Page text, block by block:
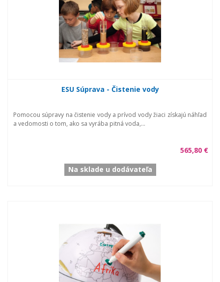
ESU Súprava - Čistenie vody
Pomocou súpravy na čistenie vody a prívod vody žiaci získajú náhľad
a vedomosti o tom, ako sa vyrába pitná voda,...
565,80 €
Na sklade u dodávateľa